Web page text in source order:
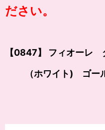
ださい。
【0847】 フィオーレ
（ホワイト) ゴール